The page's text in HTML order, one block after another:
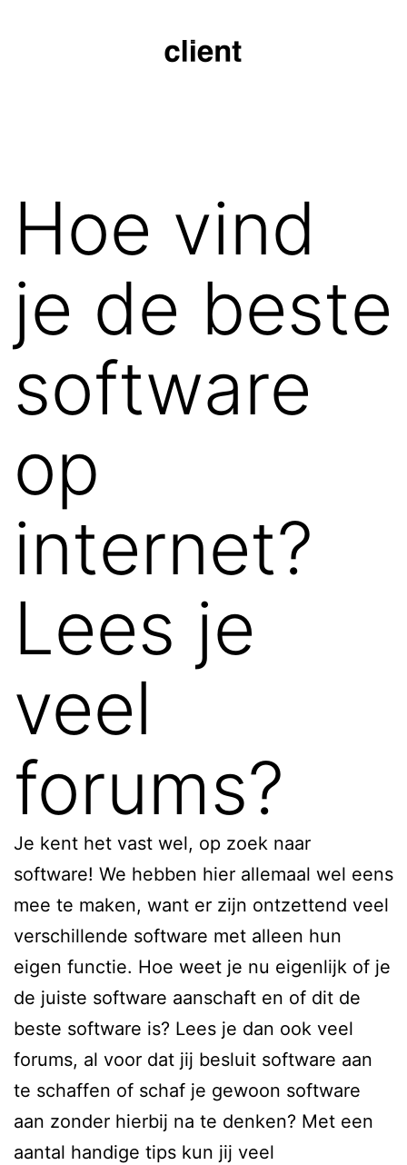
Hoe vind
je de beste
software
op
internet?
Lees je
veel
forums?
Je kent het vast wel, op zoek naar
software! We hebben hier allemaal wel eens
mee te maken, want er zijn ontzettend veel
verschillende software met alleen hun
eigen functie. Hoe weet je nu eigenlijk of je
de juiste software aanschaft en of dit de
beste software is? Lees je dan ook veel
forums, al voor dat jij besluit software aan
te schaffen of schaf je gewoon software
aan zonder hierbij na te denken? Met een
aantal handige tips kun jij veel